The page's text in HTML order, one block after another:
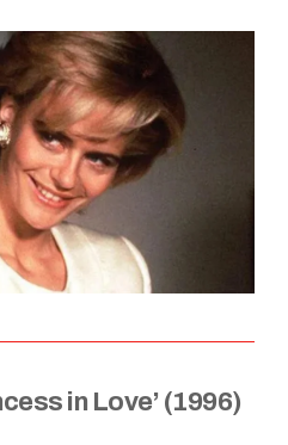
in Love’ (1996)